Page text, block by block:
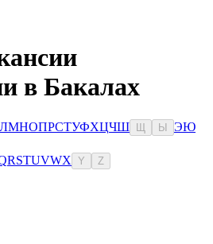
в Бакалах
ЛМНОПРСТУФХЦЧШ Ы ЭЮ
RSTUVWX Y Z